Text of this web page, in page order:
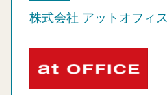
株式会社 アットオフィス